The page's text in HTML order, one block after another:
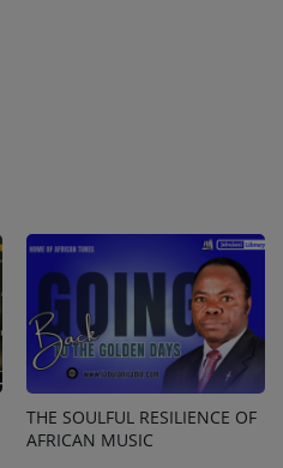
THE SOULFUL RESILIENCE OF
AFRICAN MUSIC